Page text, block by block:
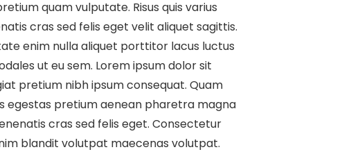
quam vulputate. Risus quis varius
cras sed felis eget velit aliquet sagittis.
enim nulla aliquet porttitor lacus luctus
ut eu sem. Lorem ipsum dolor sit
pretium nibh ipsum consequat. Quam
egestas pretium aenean pharetra magna
cras sed felis eget. Consectetur
blandit volutpat maecenas volutpat.